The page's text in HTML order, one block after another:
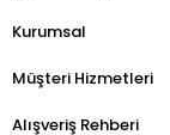
Kurumsal
Müşteri Hizmetleri
Alışveriş Rehberi